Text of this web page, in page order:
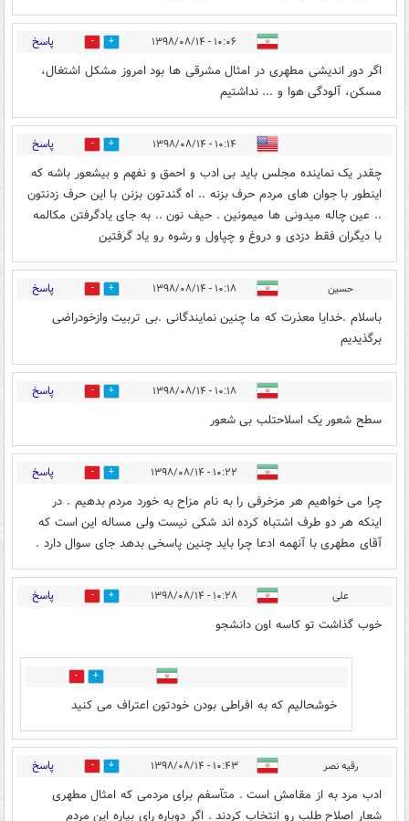
۱۰:۰۶ - ۱۳۹۸/۰۸/۱۴ 3 پاسخ
اگر دور اندیشی مطهری در امثال مشرقی ها بود امروز مشکل اشتغال،
مسکن، آلودگی هوا و ... نداشتیم
۱۰:۱۴ - ۱۳۹۸/۰۸/۱۴ 20 پاسخ
چقدر یک نماینده مجلس باید بی ادب و احمق و نفهم و بیشعور باشه که
اینطور با جوان های مردم حرف بزنه .. اه گندتون بزنن با این حرف زدنتون
.. عین چاله میدونی ها میمونین . حیف نون .. به جای یادگرفتن مکالمه
با دیگران فقط دزدی و دروغ و چپاول و رشوه رو یاد گرفتین
حسین ۱۰:۱۸ - ۱۳۹۸/۰۸/۱۴ 14 پاسخ
باسلام .خدایا معذرت که ما چنین نمایندگانی .بی تربیت وازخودراضی
برگذیدیم
۱۰:۱۸ - ۱۳۹۸/۰۸/۱۴ 14 پاسخ
سطح شعور یک اسلاحتلب بی شعور
۱۰:۲۲ - ۱۳۹۸/۰۸/۱۴ 15 پاسخ
چرا می خواهیم هر مزخرفی را به نام مزاح به خورد مردم بدهیم . در
اینکه هر دو طرف اشتباه کرده اند شکی نیست ولی مساله این است که
آقای مطهری با آنهمه ادعا چرا باید چنین پاسخی بدهد جای سوال دارد .
علی ۱۰:۲۸ - ۱۳۹۸/۰۸/۱۴ 13 پاسخ
خوب گذاشت تو کاسه اون دانشجو
13
خوشحالیم که به افراطی بودن خودتون اعتراف می کنید
رقیه نصر ۱۰:۴۳ - ۱۳۹۸/۰۸/۱۴ 14 پاسخ
ادب مرد به از مقامش است . متآسفم برای مردمی که امثال مطهری
شعار اصلاح طلب رو انتخاب کردند . اگر دوباره رای بیاره این مردم